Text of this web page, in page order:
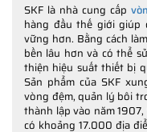
SKF là nhà cung cấp
hàng đầu thế giới giúp
vững hơn. Bằng cách
bền lâu hơn và có thể
thiện hiệu suất thiết bị
Sản phẩm của SKF
vòng đệm, quản lý bôi
thành lập vào năm
có khoảng 17.000 địa